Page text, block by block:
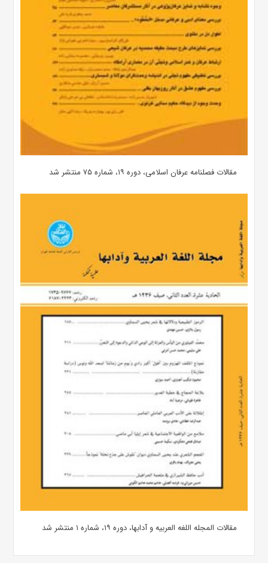
مقالات فصلنامه عرفان اسلامی، دوره ۱۹، شماره ۷۵ منتشر شد
مقالات المجله اللغه العربیه و آدابها، دوره ۱۹، شماره ۱ منتشر شد